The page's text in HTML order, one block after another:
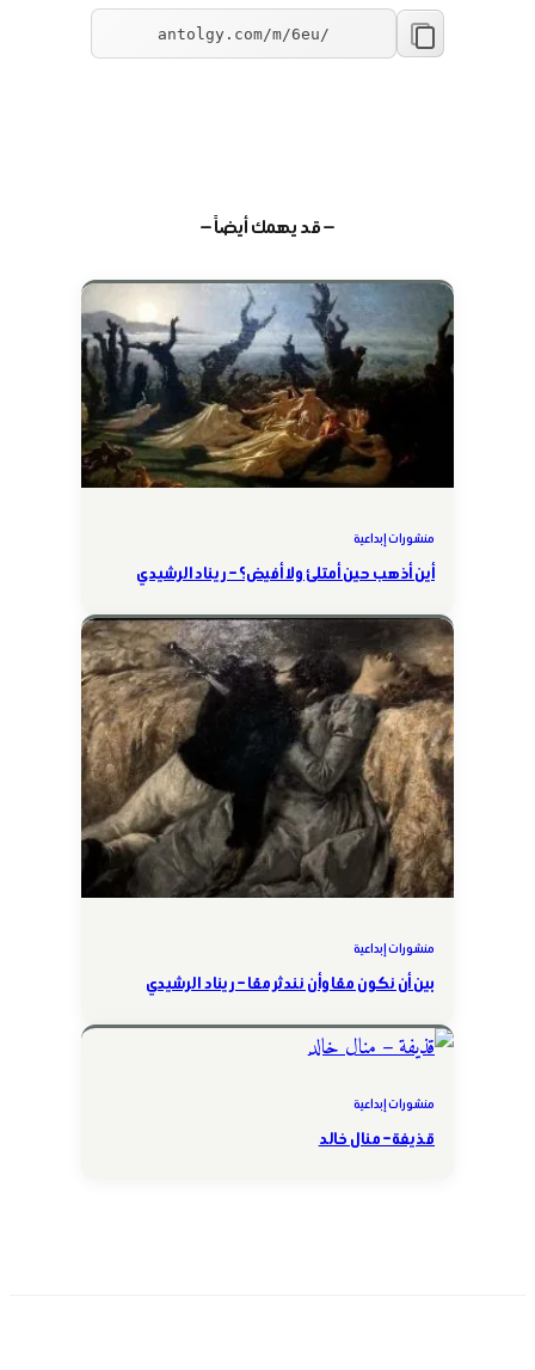
— قد يهمك أيضاً —
منشورات إبداعية
أين أذهب حين أمتلئ ولا أفيض؟ – ريناد الرشيدي
منشورات إبداعية
بين أن نكون معًا وأن نندثر معًا – ريناد الرشيدي
منشورات إبداعية
قذيفة – منال خالد